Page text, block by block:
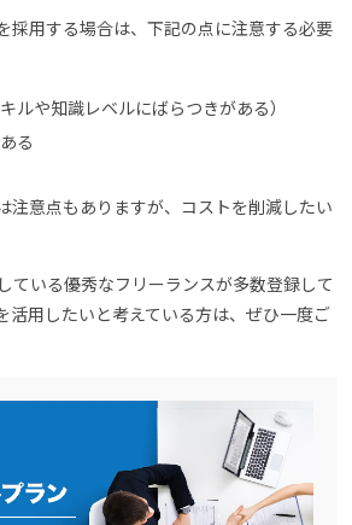
採用する場合は、下記の点に注意する必要
ルや知識レベルにばらつきがある）
る
注意点もありますが、コストを削減したい
ている優秀なフリーランスが多数登録して
活用したいと考えている方は、ぜひ一度ご